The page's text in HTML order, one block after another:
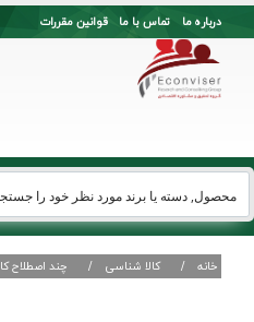
درباره ما تماس با ما قوانین مقررات
خانه کالا شناسی چند اصطلاح